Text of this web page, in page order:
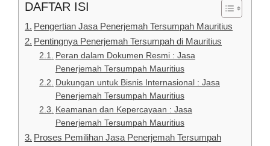
DAFTAR ISI
Pengertian Jasa Penerjemah Tersumpah Mauritius
Pentingnya Penerjemah Tersumpah di Mauritius
Peran dalam Dokumen Resmi : Jasa
Penerjemah Tersumpah Mauritius
Dukungan untuk Bisnis Internasional : Jasa
Penerjemah Tersumpah Mauritius
Keamanan dan Kepercayaan : Jasa
Penerjemah Tersumpah Mauritius
Proses Pemilihan Jasa Penerjemah Tersumpah